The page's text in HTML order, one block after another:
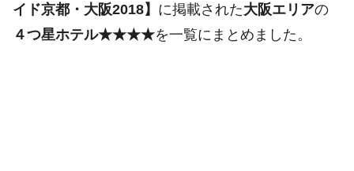
イド京都・大阪2018】 に掲載された大阪エリアの
４つ星ホテル★★★★を一覧にまとめました。